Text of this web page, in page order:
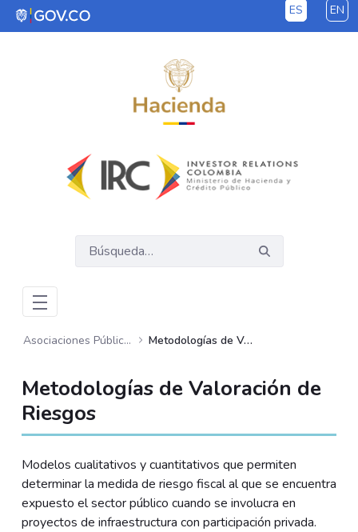
Saltar al contenido principal ES EN
Asociaciones Público Privadas – APP Metodologías de Valoración de Riesgos
Metodologías de Valoración de
Riesgos
Modelos cualitativos y cuantitativos que permiten
determinar la medida de riesgo fiscal al que se encuentra
expuesto el sector público cuando se involucra en
proyectos de infraestructura con participación privada.